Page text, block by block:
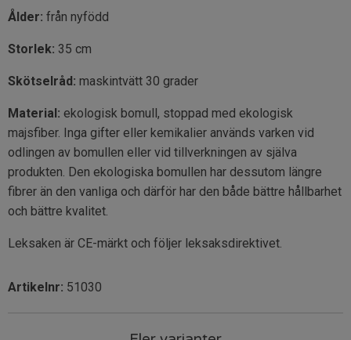
Ålder: från nyfödd
Storlek: 35 cm
Skötselråd: maskintvätt 30 grader
Material: ekologisk bomull, stoppad med ekologisk
majsfiber. Inga gifter eller kemikalier används varken vid
odlingen av bomullen eller vid tillverkningen av själva
produkten. Den ekologiska bomullen har dessutom längre
fibrer än den vanliga och därför har den både bättre hållbarhet
och bättre kvalitet.
Leksaken är CE-märkt och följer leksaksdirektivet.
Artikelnr: 51030